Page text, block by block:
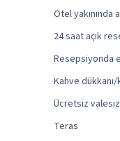
Otel yakınında
24 saat açık
Resepsiyonda
Kahve dükkanı/
Ücretsiz
Teras